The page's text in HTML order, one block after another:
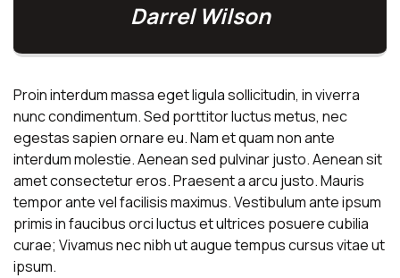
Darrel Wilson
Proin interdum massa eget ligula sollicitudin, in viverra
nunc condimentum. Sed porttitor luctus metus, nec
egestas sapien ornare eu. Nam et quam non ante
interdum molestie. Aenean sed pulvinar justo. Aenean sit
amet consectetur eros. Praesent a arcu justo. Mauris
tempor ante vel facilisis maximus. Vestibulum ante ipsum
primis in faucibus orci luctus et ultrices posuere cubilia
curae; Vivamus nec nibh ut augue tempus cursus vitae ut
ipsum.